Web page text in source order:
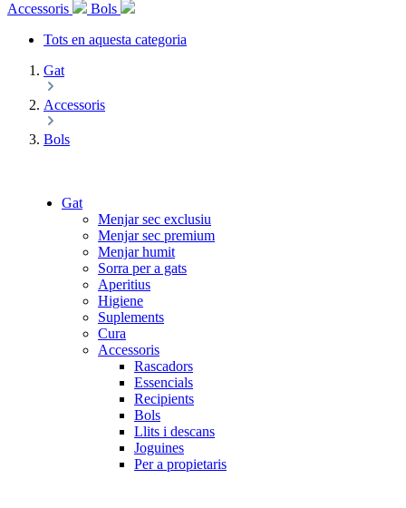
Accessoris
Bols
Tots en aquesta categoria
Gat
Accessoris
Bols
Gat
Menjar sec exclusiu
Menjar sec premium
Menjar humit
Sorra per a gats
Aperitius
Higiene
Suplements
Cura
Accessoris
Rascadors
Essencials
Recipients
Bols
Llits i descans
Joguines
Per a propietaris